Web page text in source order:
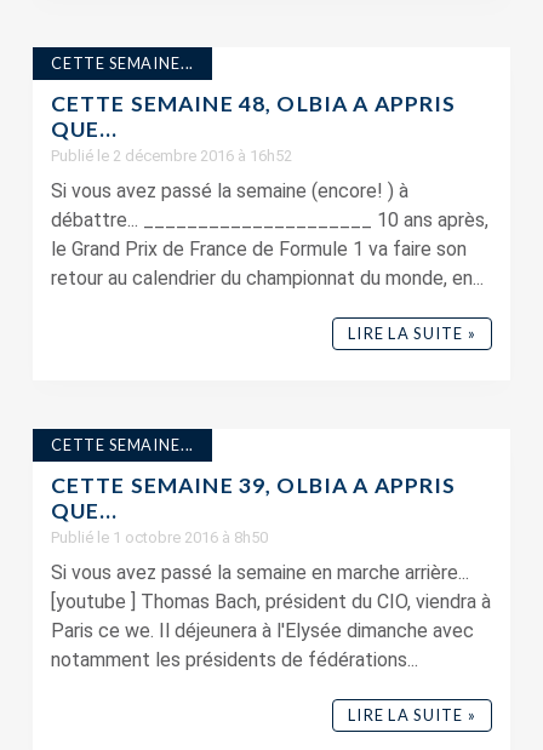
CETTE SEMAINE...
CETTE SEMAINE 48, OLBIA A APPRIS
QUE…
Publié le 2 décembre 2016 à 16h52
Si vous avez passé la semaine (encore! ) à
débattre... _____________________ 10 ans après,
le Grand Prix de France de Formule 1 va faire son
retour au calendrier du championnat du monde, en...
LIRE LA SUITE »
CETTE SEMAINE...
CETTE SEMAINE 39, OLBIA A APPRIS
QUE…
Publié le 1 octobre 2016 à 8h50
Si vous avez passé la semaine en marche arrière...
[youtube ] Thomas Bach, président du CIO, viendra à
Paris ce we. Il déjeunera à l'Elysée dimanche avec
notamment les présidents de fédérations...
LIRE LA SUITE »